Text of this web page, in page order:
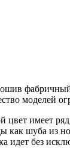
моделей
цвет имеет
как шуба из
идет без